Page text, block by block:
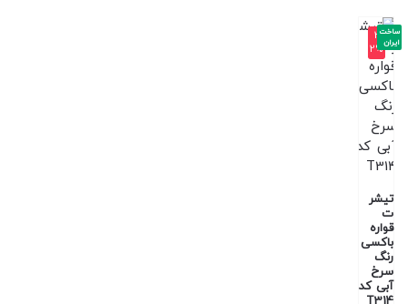
-3
2%
تیشر
ت
قواره
باکسی
رنگ
سرخ
آبی کد
ساخت
ایران